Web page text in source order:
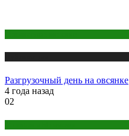
Разгрузочный день на овсянке
4 года назад
02